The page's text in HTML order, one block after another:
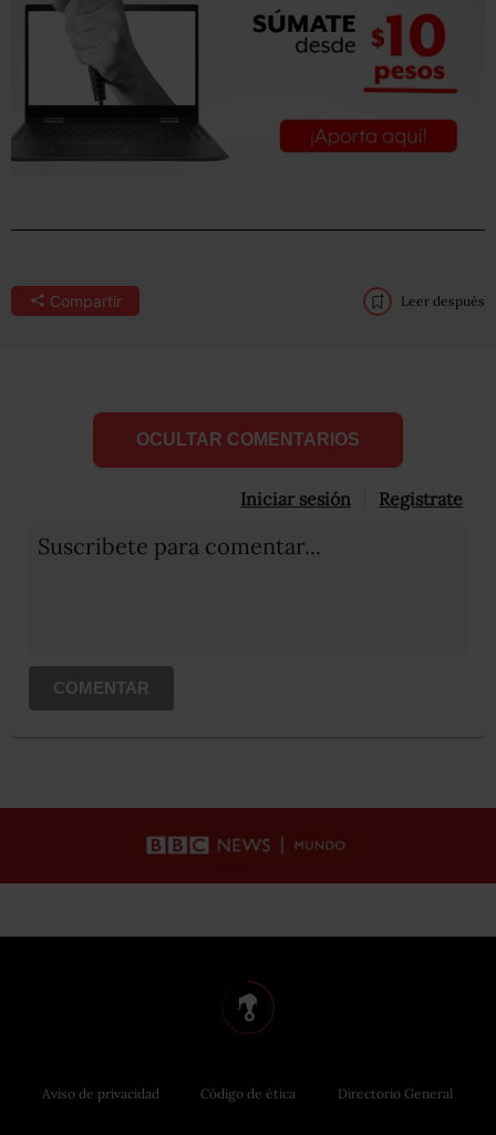
Compartir Leer después
OCULTAR COMENTARIOS
Iniciar sesión Registrate
Suscribete para comentar...
COMENTAR
Aviso de privacidad Código de ética Directorio General